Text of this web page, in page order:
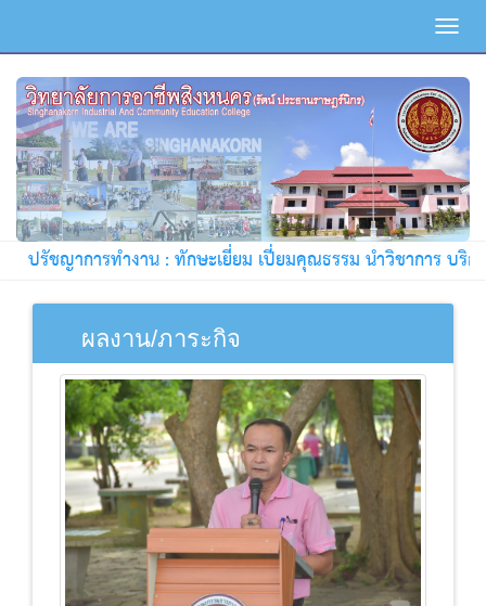
ปรัชญาการทำงาน : ทักษะเยี่ยม เปี่ยมคุณธรรม นำวิชาการ บริการ
ผลงาน/ภาระกิจ